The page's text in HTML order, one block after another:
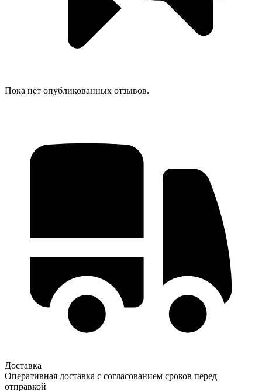
Пока нет опубликованных отзывов.
Доставка
Оперативная доставка с согласованием сроков перед
отправкой